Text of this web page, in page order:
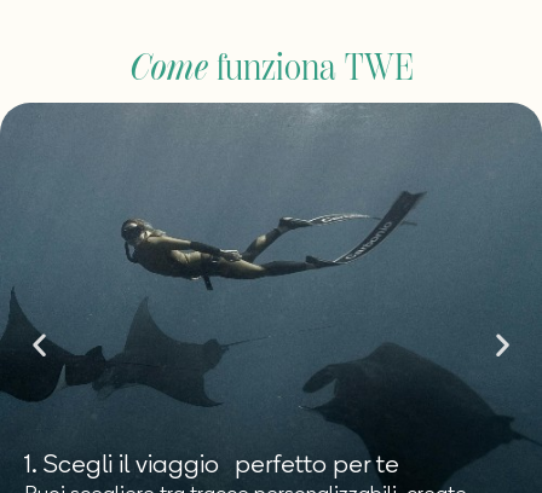
Comefunziona TWE
1. Scegli il viaggio perfetto per te